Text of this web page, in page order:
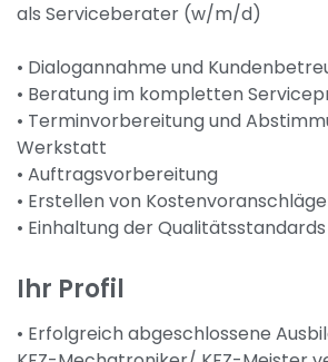
als Serviceberater (w/m/d)
• Dialogannahme und
• Beratung im kompletten
• Terminvorbereitung und
Werkstatt
• Auftragsvorbereitung
• Erstellen von
• Einhaltung der Qualitätsstandards
Ihr Profil
• Erfolgreich abgeschlossene